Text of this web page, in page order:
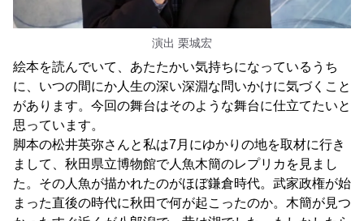
演出 栗城宏
絵本を読んでいて、あたたかい気持ちになっているうち
に、いつの間にか人生の深い深淵な問いかけに気づくこと
があります。今回の舞台はそのような舞台に仕立てたいと
思っています。
脚本の松井英弥さんと私は7月にゆかりの地を取材に行き
まして、秋田県立博物館で人魚木簡のレプリカを見まし
た。その人魚が描かれたのがほぼ鎌倉時代。武家政権が始
まった直後の時代に秋田で何が起こったのか。木簡が見つ